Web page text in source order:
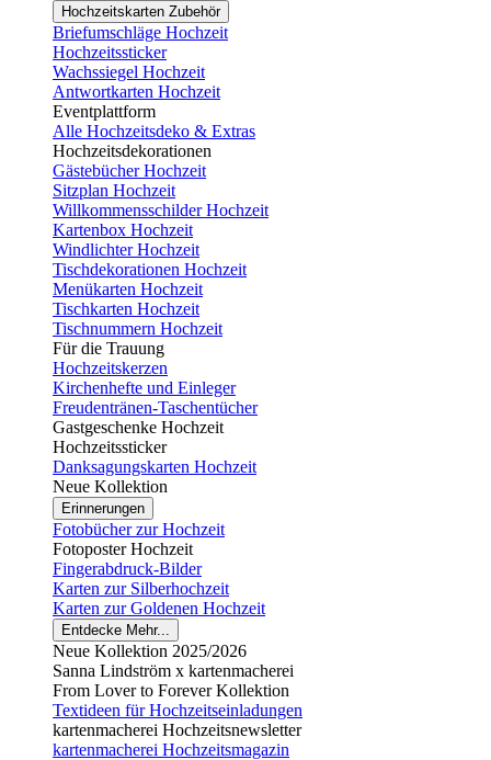
Hochzeitskarten Zubehör
Briefumschläge Hochzeit
Hochzeitssticker
Wachssiegel Hochzeit
Antwortkarten Hochzeit
Eventplattform
Alle Hochzeitsdeko & Extras
Hochzeitsdekorationen
Gästebücher Hochzeit
Sitzplan Hochzeit
Willkommensschilder Hochzeit
Kartenbox Hochzeit
Windlichter Hochzeit
Tischdekorationen Hochzeit
Menükarten Hochzeit
Tischkarten Hochzeit
Tischnummern Hochzeit
Für die Trauung
Hochzeitskerzen
Kirchenhefte und Einleger
Freudentränen-Taschentücher
Gastgeschenke Hochzeit
Hochzeitssticker
Danksagungskarten Hochzeit
Neue Kollektion
Erinnerungen
Fotobücher zur Hochzeit
Fotoposter Hochzeit
Fingerabdruck-Bilder
Karten zur Silberhochzeit
Karten zur Goldenen Hochzeit
Entdecke Mehr...
Neue Kollektion 2025/2026
Sanna Lindström x kartenmacherei
From Lover to Forever Kollektion
Textideen für Hochzeitseinladungen
kartenmacherei Hochzeitsnewsletter
kartenmacherei Hochzeitsmagazin